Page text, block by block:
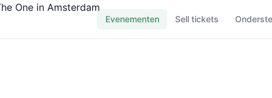
Evenementen Sell tickets